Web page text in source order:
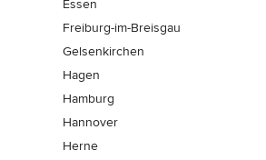
Essen
Freiburg-im-Breisgau
Gelsenkirchen
Hagen
Hamburg
Hannover
Herne